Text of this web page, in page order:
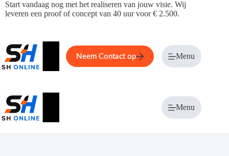
Ga
naar
Start vandaag nog met het realiseren van jouw visie. Wij
leveren een proof of concept van 40 uur voor € 2.500.
Home Service Over ons
Neem Contact op Menu
Menu